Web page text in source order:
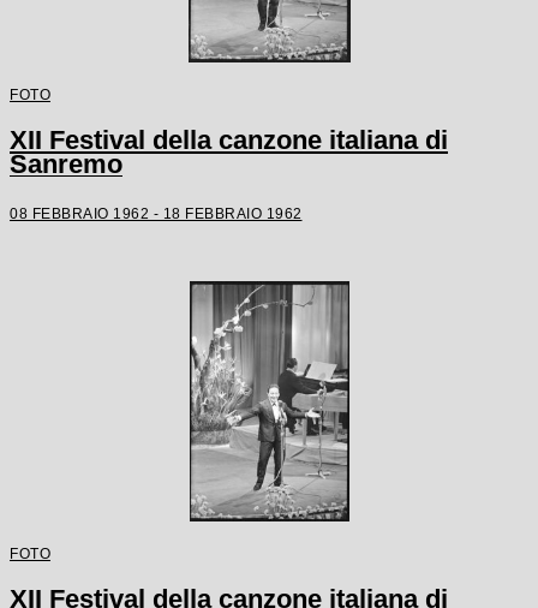
FOTO
XII Festival della canzone italiana di
Sanremo
08 FEBBRAIO 1962 - 18 FEBBRAIO 1962
FOTO
XII Festival della canzone italiana di